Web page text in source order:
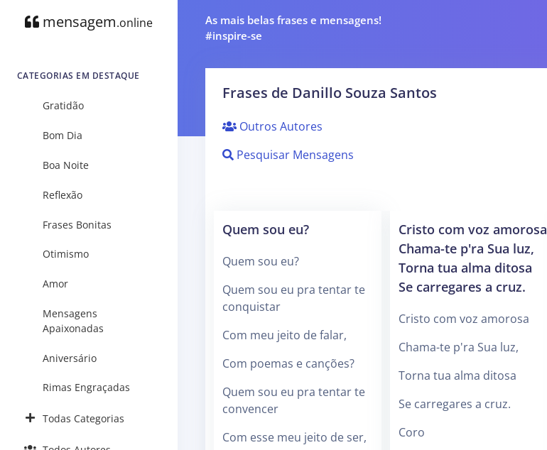
mensagem.online
CATEGORIAS EM DESTAQUE
Gratidão
Bom Dia
Boa Noite
Reflexão
Frases Bonitas
Otimismo
Amor
Mensagens
Apaixonadas
Aniversário
Rimas Engraçadas
Todas Categorias
As mais belas frases e mensagens!
#inspire-se
Frases de Danillo Souza Santos
Outros Autores
Pesquisar Mensagens
Quem sou eu?
Quem sou eu?
Quem sou eu pra tentar te
conquistar
Com meu jeito de falar,
Com poemas e canções?
Quem sou eu pra tentar te
convencer
Com esse meu jeito de ser,
Cristo com voz amorosa
Chama-te p'ra Sua luz,
Torna tua alma ditosa
Se carregares a cruz.
Cristo com voz amorosa
Chama-te p'ra Sua luz,
Torna tua alma ditosa
Se carregares a cruz.
Coro